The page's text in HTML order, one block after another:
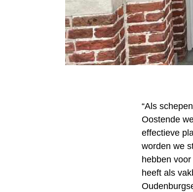
“Als
Oostende
effectieve
worden we
hebben
heeft als